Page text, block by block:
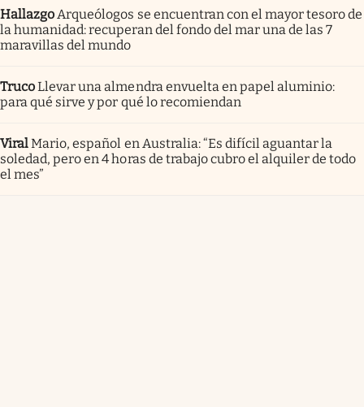
HallazgoArqueólogos se encuentran con el mayor tesoro de
la humanidad: recuperan del fondo del mar una de las 7
maravillas del mundo
TrucoLlevar una almendra envuelta en papel aluminio:
para qué sirve y por qué lo recomiendan
ViralMario, español en Australia: “Es difícil aguantar la
soledad, pero en 4 horas de trabajo cubro el alquiler de todo
el mes”